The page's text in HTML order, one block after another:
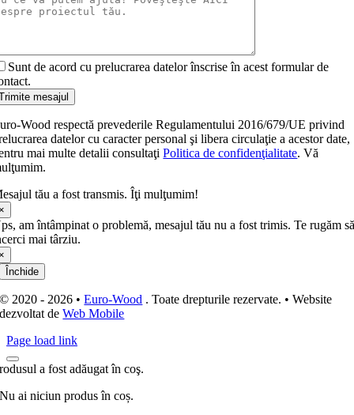
Sunt de acord cu prelucrarea datelor înscrise în acest formular de
mesajul
Wood respectă prevederile Regulamentului 2016/679/UE privind
datelor cu caracter personal şi libera circulaţie a acestor date,
mai multe detalii consultaţiPolitica de confidenţialitate. Vă
tău a fost transmis. Îţi mulţumim!
am întâmpinat o problemă, mesajul tău nu a fost trimis. Te rugăm
mai târziu.
Închide
© 2020 - 2026 •Euro-Wood . Toate drepturile rezervate. • Website
dezvoltat deWeb Mobile
Page load link
a fost adăugat în coş.
Nu ai niciun produs în coș.